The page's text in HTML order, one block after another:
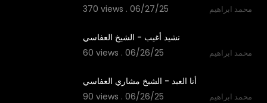
370 views . 06/27/25
محمد ابراهيم
نشيد أغيب - الشيخ العفاسي
60 views . 06/26/25
محمد ابراهيم
أنا العبد - الشيخ مشاري العفاسي
90 views . 06/26/25
محمد ابراهيم